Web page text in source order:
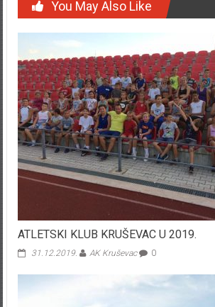
You May Also Like
ATLETSKI KLUB KRUŠEVAC U 2019.
31.12.2019. AK Kruševac 0